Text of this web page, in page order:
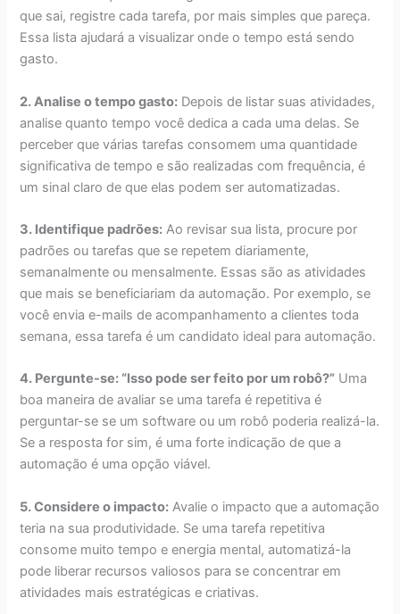
que sai, registre cada tarefa, por mais simples que pareça.
Essa lista ajudará a visualizar onde o tempo está sendo
gasto.
2. Analise o tempo gasto: Depois de listar suas atividades,
analise quanto tempo você dedica a cada uma delas. Se
perceber que várias tarefas consomem uma quantidade
significativa de tempo e são realizadas com frequência, é
um sinal claro de que elas podem ser automatizadas.
3. Identifique padrões: Ao revisar sua lista, procure por
padrões ou tarefas que se repetem diariamente,
semanalmente ou mensalmente. Essas são as atividades
que mais se beneficiariam da automação. Por exemplo, se
você envia e-mails de acompanhamento a clientes toda
semana, essa tarefa é um candidato ideal para automação.
4. Pergunte-se: “Isso pode ser feito por um robô?” Uma
boa maneira de avaliar se uma tarefa é repetitiva é
perguntar-se se um software ou um robô poderia realizá-la.
Se a resposta for sim, é uma forte indicação de que a
automação é uma opção viável.
5. Considere o impacto: Avalie o impacto que a automação
teria na sua produtividade. Se uma tarefa repetitiva
consome muito tempo e energia mental, automatizá-la
pode liberar recursos valiosos para se concentrar em
atividades mais estratégicas e criativas.